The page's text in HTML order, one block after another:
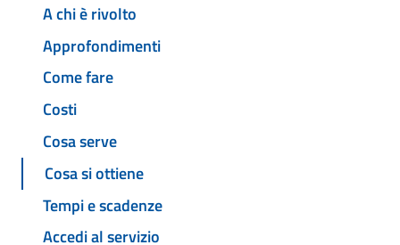
A chi è rivolto
Approfondimenti
Come fare
Costi
Cosa serve
Cosa si ottiene
Tempi e scadenze
Accedi al servizio